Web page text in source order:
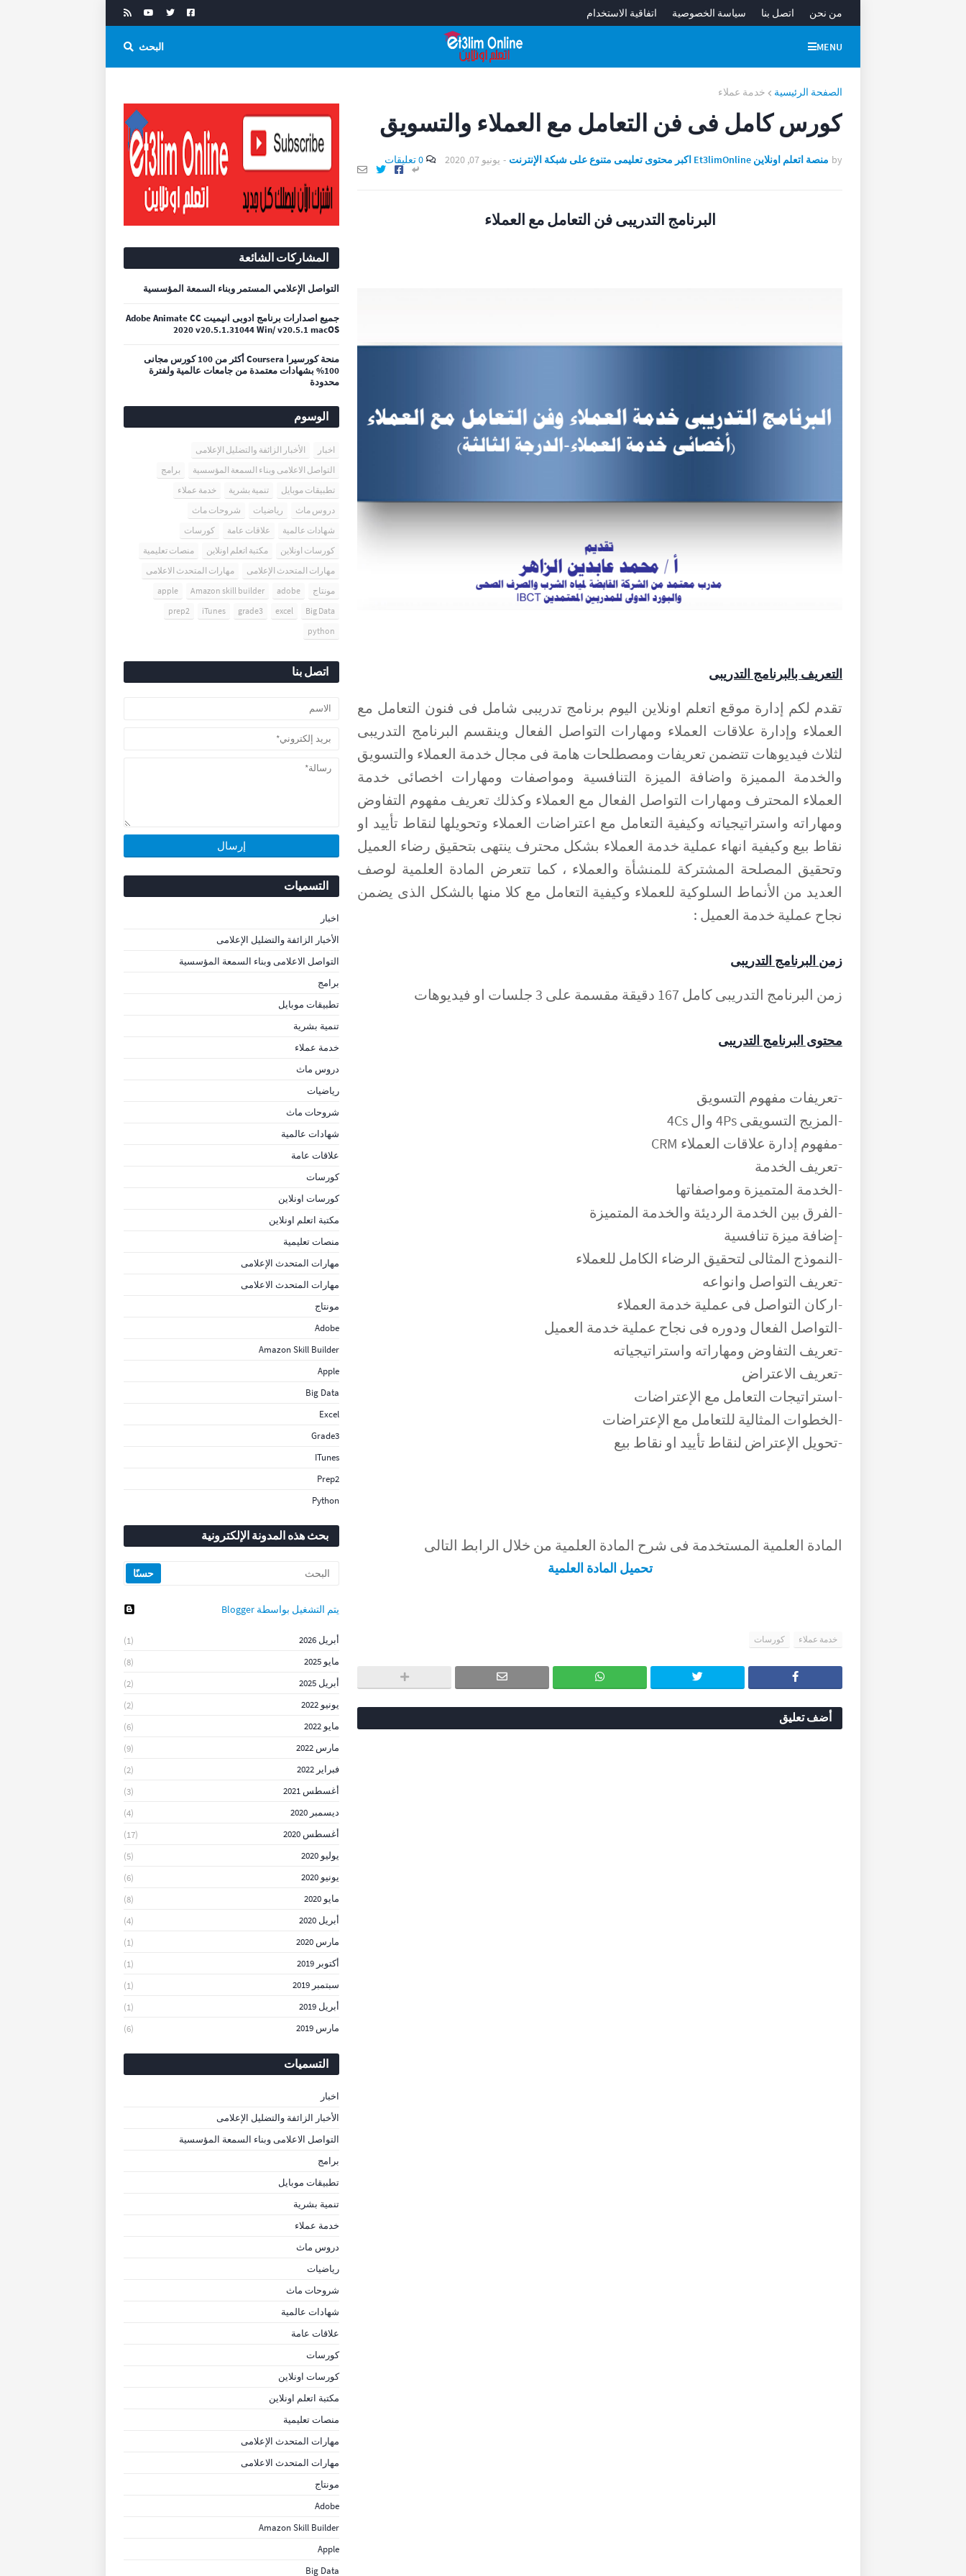
من نحن اتصل بنا سياسة الخصوصية اتفاقية الاستخدام
MENU البحث
الصفحة الرئيسية خدمة عملاء
كورس كامل فى فن التعامل مع العملاء والتسويق
by منصة اتعلم اونلاين Et3limOnline اكبر محتوى تعليمى متنوع على شبكة الإنترنت - يونيو 07, 2020 0 تعليقات
البرنامج التدريبى فن التعامل مع العملاء
التعريف بالبرنامج التدريبى
تقدم لكم إدارة موقع اتعلم اونلاين اليوم برنامج تدريبى شامل فى فنون التعامل مع
العملاء وإدارة علاقات العملاء ومهارات التواصل الفعال وينقسم البرنامج التدريبى
لثلاث فيديوهات تتضمن تعريفات ومصطلحات هامة فى مجال خدمة العملاء والتسويق
والخدمة المميزة واضافة الميزة التنافسية ومواصفات ومهارات اخصائى خدمة
العملاء المحترف ومهارات التواصل الفعال مع العملاء وكذلك تعريف مفهوم التفاوض
ومهاراته واستراتيجياته وكيفية التعامل مع اعتراضات العملاء وتحويلها لنقاط تأييد او
نقاط بيع وكيفية انهاء عملية خدمة العملاء بشكل محترف ينتهى بتحقيق رضاء العميل
وتحقيق المصلحة المشتركة للمنشأة والعملاء ، كما تتعرض المادة العلمية لوصف
العديد من الأنماط السلوكية للعملاء وكيفية التعامل مع كلا منها بالشكل الذى يضمن
نجاح عملية خدمة العميل :
زمن البرنامج التدريبى
زمن البرنامج التدريبى كامل 167 دقيقة مقسمة على 3 جلسات او فيديوهات
محتوى البرنامج التدريبى
-تعريفات مفهوم التسويق
-المزيج التسويقى 4Ps وال 4Cs
-مفهوم إدارة علاقات العملاء CRM
-تعريف الخدمة
-الخدمة المتميزة ومواصفاتها
-الفرق بين الخدمة الرديئة والخدمة المتميزة
-إضافة ميزة تنافسية
-النموذج المثالى لتحقيق الرضاء الكامل للعملاء
-تعريف التواصل وانواعه
-اركان التواصل فى عملية خدمة العملاء
-التواصل الفعال ودوره فى نجاح عملية خدمة العميل
-تعريف التفاوض ومهاراته واستراتيجياته
-تعريف الاعتراض
-استراتيجات التعامل مع الإعتراضات
-الخطوات المثالية للتعامل مع الإعتراضات
-تحويل الإعتراض لنقاط تأييد او نقاط بيع
المادة العلمية المستخدمة فى شرح المادة العلمية من خلال الرابط التالى
تحميل المادة العلمية
خدمة عملاء كورسات
أضف تعليق
المشاركات الشائعة
التواصل الإعلامي المستمر وبناء السمعة المؤسسية
جميع اصدارات برنامج ادوبى انيميت Adobe Animate CC
2020 v20.5.1.31044 Win/ v20.5.1 macOS
منحة كورسيرا Coursera أكثر من 100 كورس مجانى
100% بشهادات معتمدة من جامعات عالمية ولفترة
محدودة
الوسوم
اخبار
الأخبار الزائفة والتضليل الإعلامى
التواصل الاعلامى وبناء السمعة المؤسسية
برامج
تطبيقات موبايل
تنمية بشرية
خدمة عملاء
دروس ماث
رياضيات
شروحات ماث
شهادات عالمية
علاقات عامة
كورسات
كورسات اونلاين
مكتبة اتعلم اونلاين
منصات تعليمية
مهارات المتحدث الإعلامى
مهارات المتحدث الاعلامى
مونتاج
adobe
Amazon skill builder
apple
Big Data
excel
grade3
iTunes
prep2
python
اتصل بنا
التسميات
اخبار
الأخبار الزائفة والتضليل الإعلامى
التواصل الاعلامى وبناء السمعة المؤسسية
برامج
تطبيقات موبايل
تنمية بشرية
خدمة عملاء
دروس ماث
رياضيات
شروحات ماث
شهادات عالمية
علاقات عامة
كورسات
كورسات اونلاين
مكتبة اتعلم اونلاين
منصات تعليمية
مهارات المتحدث الإعلامى
مهارات المتحدث الاعلامى
مونتاج
Adobe
Amazon Skill Builder
Apple
Big Data
Excel
Grade3
ITunes
Prep2
Python
بحث هذه المدونة الإلكترونية
‏يتم التشغيل بواسطة Blogger
أبريل 2026
(1)
مايو 2025
(8)
أبريل 2025
(2)
يونيو 2022
(2)
مايو 2022
(6)
مارس 2022
(9)
فبراير 2022
(2)
أغسطس 2021
(3)
ديسمبر 2020
(4)
أغسطس 2020
(17)
يوليو 2020
(5)
يونيو 2020
(6)
مايو 2020
(8)
أبريل 2020
(4)
مارس 2020
(1)
أكتوبر 2019
(1)
سبتمبر 2019
(1)
أبريل 2019
(1)
مارس 2019
(6)
التسميات
اخبار
الأخبار الزائفة والتضليل الإعلامى
التواصل الاعلامى وبناء السمعة المؤسسية
برامج
تطبيقات موبايل
تنمية بشرية
خدمة عملاء
دروس ماث
رياضيات
شروحات ماث
شهادات عالمية
علاقات عامة
كورسات
كورسات اونلاين
مكتبة اتعلم اونلاين
منصات تعليمية
مهارات المتحدث الإعلامى
مهارات المتحدث الاعلامى
مونتاج
Adobe
Amazon Skill Builder
Apple
Big Data